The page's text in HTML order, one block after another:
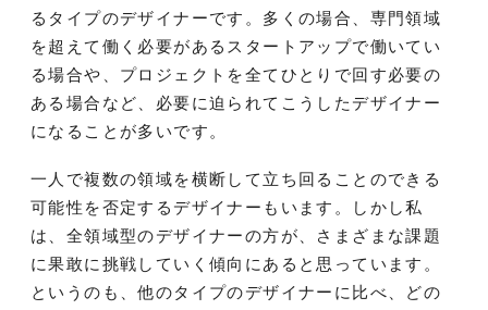
るタイプのデザイナーです。多くの場合、専門領域
を超えて働く必要があるスタートアップで働いてい
る場合や、プロジェクトを全てひとりで回す必要の
ある場合など、必要に迫られてこうしたデザイナー
になることが多いです。
一人で複数の領域を横断して立ち回ることのできる
可能性を否定するデザイナーもいます。しかし私
は、全領域型のデザイナーの方が、さまざまな課題
に果敢に挑戦していく傾向にあると思っています。
というのも、他のタイプのデザイナーに比べ、どの